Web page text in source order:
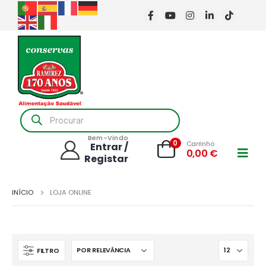
Products
search
Bem-Vindo
Entrar /
Registar
0 Carrinho
0,00 €
INÍCIO LOJA ONLINE
FILTRO